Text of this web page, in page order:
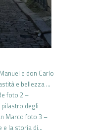
e don Carlo
e bellezza …
foto 2 –
degli
Marco foto 3 –
e la storia di…